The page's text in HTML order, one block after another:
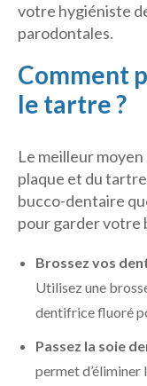
votre hygiéniste
parodontales.
Comment
le tartre ?
Le meilleur
plaque et du
bucco-dentaire
pour garder votre
Brossez vos
Utilisez une
dentifrice fluoré
Passez la soie
permet d’éliminer